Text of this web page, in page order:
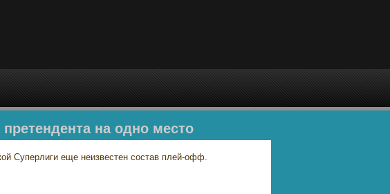
на одно место
Суперлиги еще неизвестен состав плей-офф.